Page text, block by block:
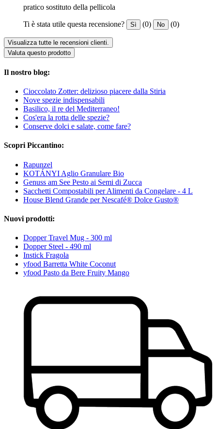
pratico sostituto della pellicola
Ti è stata utile questa recensione? Sì (0) No (0)
Visualizza tutte le recensioni clienti.
Valuta questo prodotto
Il nostro blog:
Cioccolato Zotter: delizioso piacere dalla Stiria
Nove spezie indispensabili
Basilico, il re del Mediterraneo!
Cos'era la rotta delle spezie?
Conserve dolci e salate, come fare?
Scopri Piccantino:
Rapunzel
KOTÁNYI Aglio Granulare Bio
Genuss am See Pesto ai Semi di Zucca
Sacchetti Compostabili per Alimenti da Congelare - 4 L
House Blend Grande per Nescafé® Dolce Gusto®
Nuovi prodotti:
Dopper Travel Mug - 300 ml
Dopper Steel - 490 ml
Instick Fragola
yfood Barretta White Coconut
yfood Pasto da Bere Fruity Mango